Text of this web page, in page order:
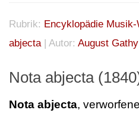
Rubrik: Encyklopädie
abjecta| Autor: August
Nota abjecta
Nota abjecta,